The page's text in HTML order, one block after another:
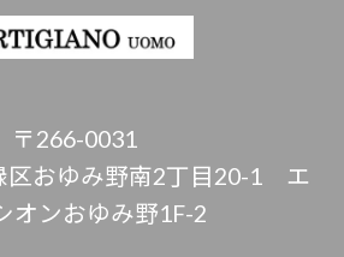
〒266-0031
区おゆみ野南2丁目20-1 エ
オンおゆみ野1F-2